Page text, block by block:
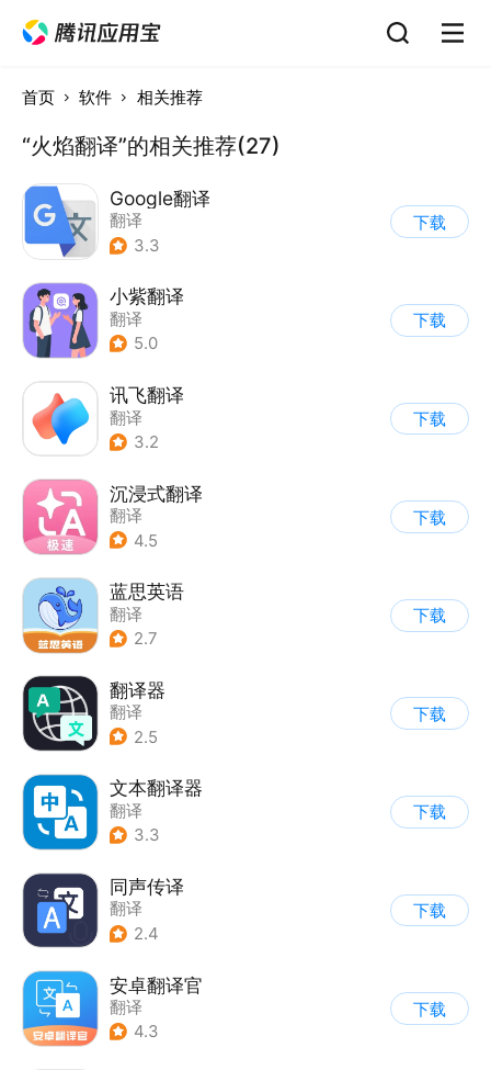
首页 软件 相关推荐
“火焰翻译”的相关推荐(27)
Google翻译
翻译
3.3
下载
小紫翻译
翻译
5.0
下载
讯飞翻译
翻译
3.2
下载
沉浸式翻译
翻译
4.5
下载
蓝思英语
翻译
2.7
下载
翻译器
翻译
2.5
下载
文本翻译器
翻译
3.3
下载
同声传译
翻译
2.4
下载
安卓翻译官
翻译
4.3
下载